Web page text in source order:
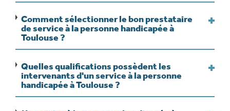
Comment sélectionner le bon prestataire
de service à la personne handicapée à
Toulouse ?
Quelles qualifications possèdent les
intervenants d'un service à la personne
handicapée à Toulouse ?